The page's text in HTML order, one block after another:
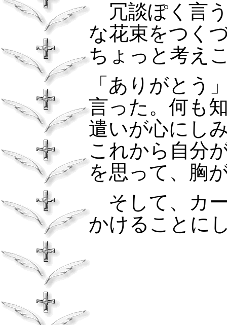
冗談ぽく言
な花束をつく
ちょっと考え
「ありがとう
言った。何も
遣いが心にし
これから自分
を思って、胸
そして、カ
かけることに